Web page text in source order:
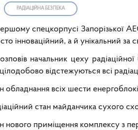
РАДІАЦІЙНА БЕЗПЕКА
спецкорпусі Запорізької
інноваційний, а й унікальний
начальник цеху
відстежуються всі
обладнання всіх шести
стан майданчика сухого
нового приміщення комплексу з